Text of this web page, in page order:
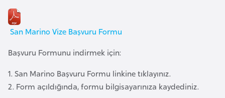
m
e
i
San Marino Vize Başvuru Formu
Başvuru Formunu indirmek için:
1. San Marino Başvuru Formu linkine tıklayınız.
2. Form açıldığında, formu bilgisayarınıza kaydediniz.
y
a
A
z
e